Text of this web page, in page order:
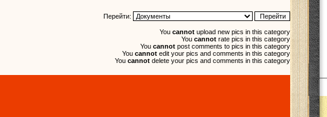
Перейти:
You cannot upload new pics in this category
You cannot rate pics in this category
You cannot post comments to pics in this category
You cannot edit your pics and comments in this category
You cannot delete your pics and comments in this category